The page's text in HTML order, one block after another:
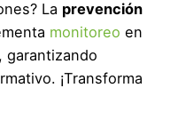
La prevención
monitoreo en
garantizando
¡Transforma